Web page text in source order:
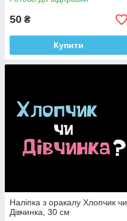
50 ₴
Купити
Наліпка з оракалу Хлопчик чи
Дівчинка, 30 см